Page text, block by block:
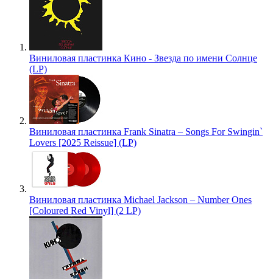
Виниловая пластинка Кино - Звезда по имени Солнце
(LP)
Виниловая пластинка Frank Sinatra – Songs For Swingin`
Lovers [2025 Reissue] (LP)
Виниловая пластинка Michael Jackson – Number Ones
[Coloured Red Vinyl] (2 LP)